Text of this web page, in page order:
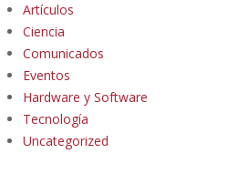
Artículos
Ciencia
Comunicados
Eventos
Hardware y Software
Tecnología
Uncategorized